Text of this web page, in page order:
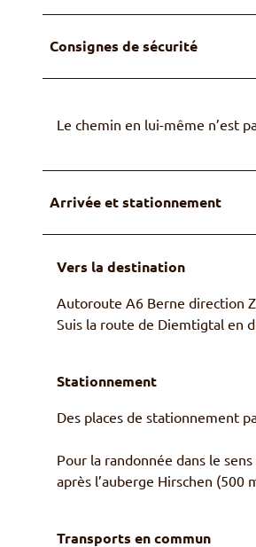
Consignes de sécurité
Le chemin en lui-même n’est
Arrivée et stationnement
Vers la destination
Autoroute A6 Berne direction
Suis la route de Diemtigtal en
Stationnement
Des places de stationnement
Pour la randonnée dans le
après l’auberge Hirschen (500
Transports en commun